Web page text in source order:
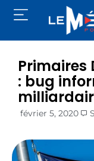
Primaires
: bug
février 5, 2020